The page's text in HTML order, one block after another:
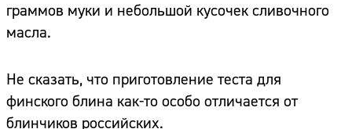
граммов муки и небольшой кусочек сливочного
масла.
Не сказать, что приготовление теста для
финского блина как-то особо отличается от
блинчиков российских.